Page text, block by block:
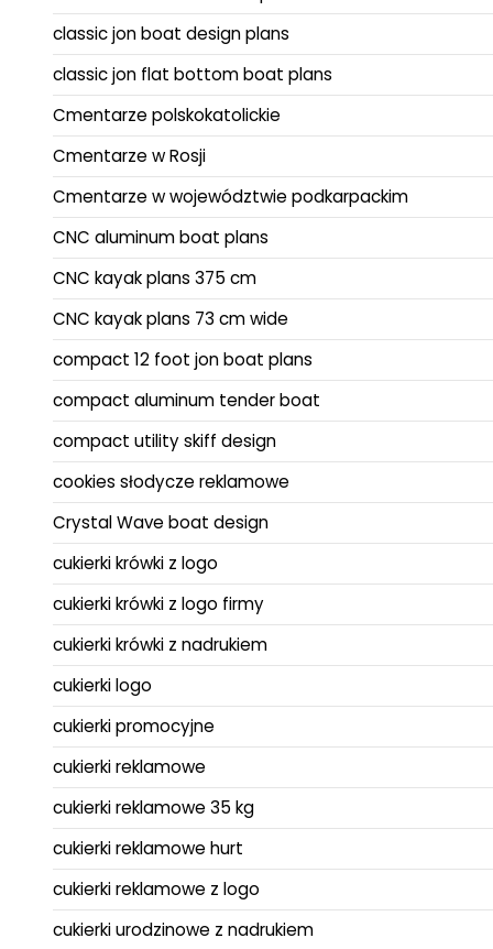
classic jon boat design plans
classic jon flat bottom boat plans
Cmentarze polskokatolickie
Cmentarze w Rosji
Cmentarze w województwie podkarpackim
CNC aluminum boat plans
CNC kayak plans 375 cm
CNC kayak plans 73 cm wide
compact 12 foot jon boat plans
compact aluminum tender boat
compact utility skiff design
cookies słodycze reklamowe
Crystal Wave boat design
cukierki krówki z logo
cukierki krówki z logo firmy
cukierki krówki z nadrukiem
cukierki logo
cukierki promocyjne
cukierki reklamowe
cukierki reklamowe 35 kg
cukierki reklamowe hurt
cukierki reklamowe z logo
cukierki urodzinowe z nadrukiem